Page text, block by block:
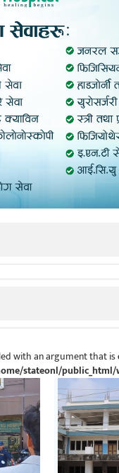
with an argument that is
stateonl/